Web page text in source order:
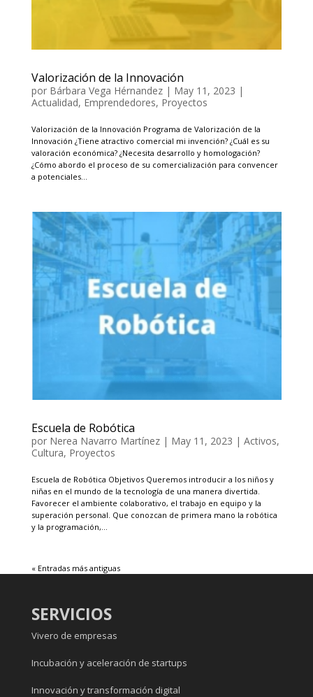
Valorización de la Innovación
por Bárbara Vega Hérnandez| May 11, 2023 |
Actualidad, Emprendedores, Proyectos
Valorización de la Innovación Programa de Valorización de la
Innovación ¿Tiene atractivo comercial mi invención? ¿Cuál es su
valoración económica? ¿Necesita desarrollo y homologación?
¿Cómo abordo el proceso de su comercialización para convencer
a potenciales...
Escuela de Robótica
por Nerea Navarro Martínez| May 11, 2023 | Activos,
Cultura, Proyectos
Escuela de Robótica Objetivos Queremos introducir a los niños y
niñas en el mundo de la tecnología de una manera divertida.
Favorecer el ambiente colaborativo, el trabajo en equipo y la
superación personal. Que conozcan de primera mano la robótica
y la programación,...
« Entradas más antiguas
SERVICIOS
Vivero de empresas
Incubación y aceleración de startups
Innovación y transformación digital